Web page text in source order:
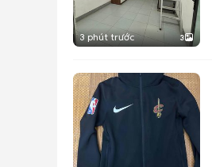
3 phút trước 3